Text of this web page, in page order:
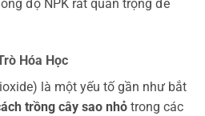
độ NPK rất quan trọng để
Hóa Học
là một yếu tố gần như bắt
trồng cây sao nhỏ trong các